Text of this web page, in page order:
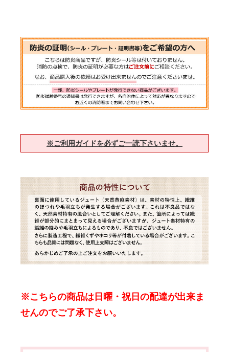
※ご利用ガイドを必ずご一読下さいませ。
※こちらの商品は日曜・祝日の配達が出来ま
せんのでご了承下さい。